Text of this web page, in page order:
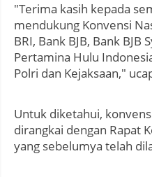
"Terima kasih kepada
mendukung Konvensi
BRI, Bank BJB, Bank BJB
Pertamina Hulu
Polri dan Kejaksaan,"
Untuk diketahui,
dirangkai dengan Rapat
yang sebelumya telah